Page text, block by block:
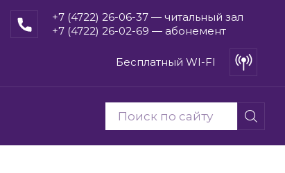
+7 (4722) 26-06-37 — читальный зал
+7 (4722) 26-02-69 — абонемент
Бесплатный WI-FI